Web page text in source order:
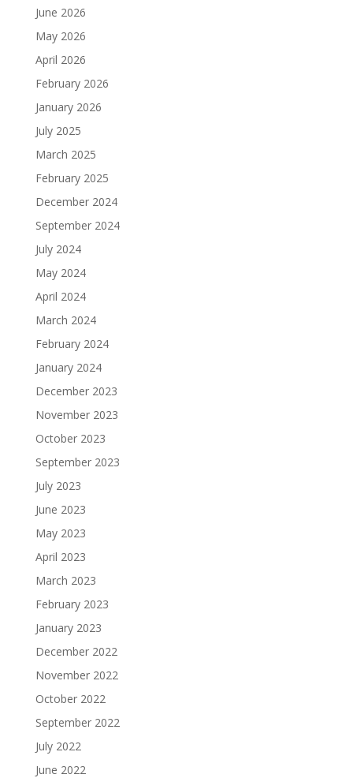
June 2026
May 2026
April 2026
February 2026
January 2026
July 2025
March 2025
February 2025
December 2024
September 2024
July 2024
May 2024
April 2024
March 2024
February 2024
January 2024
December 2023
November 2023
October 2023
September 2023
July 2023
June 2023
May 2023
April 2023
March 2023
February 2023
January 2023
December 2022
November 2022
October 2022
September 2022
July 2022
June 2022